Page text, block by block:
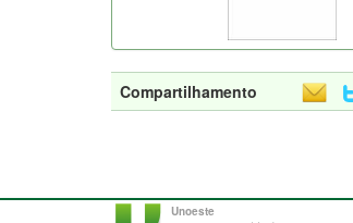
Compartilhamento
Unoeste